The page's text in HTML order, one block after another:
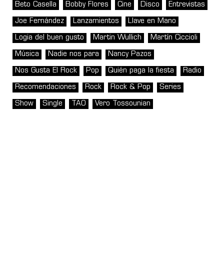
Beto Casella Bobby Flores Cine Disco Entrevistas
Joe Fernández Lanzamientos Llave en Mano
Logia del buen gusto Martin Wullich Martín Ciccioli
Música Nadie nos para Nancy Pazos
Nos Gusta El Rock Pop Quién paga la fiesta Radio
Recomendaciones Rock Rock & Pop Series
Show Single TAO Vero Tossounian